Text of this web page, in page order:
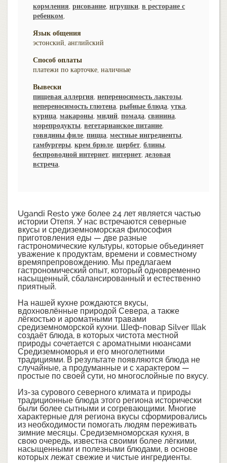
кормления, рисование, игрушки, в ресторане с
ребенком,
Язык общения
эстонский, английский
Способ оплаты
платежи по карточке, наличные
Вывески
пищевая аллергия, непереносимость лактозы,
непереносимость глютена, рыбные блюда, утка,
курица, макароны, мидий, помада, свинина,
морепродукты, вегетарианское питание,
говядины филе, пицца, местные ингредиенты,
гамбургеры, крем брюле, шербет, блины,
беспроводной интернет, интернет, деловая
встреча,
Ugandi Resto уже более 24 лет является частью
истории Отепя. У нас встречаются северные
вкусы и средиземноморская философия
приготовления еды — две разные
гастрономические культуры, которые объединяет
уважение к продуктам, времени и совместному
времяпрепровождению. Мы предлагаем
гастрономический опыт, который одновременно
насыщенный, сбалансированный и естественно
приятный.
На нашей кухне рождаются вкусы,
вдохновлённые природой Севера, а также
лёгкостью и ароматными травами
средиземноморской кухни. Шеф-повар Silver Illak
создаёт блюда, в которых чистота местной
природы сочетается с ароматными нюансами
Средиземноморья и его многолетними
традициями. В результате появляются блюда не
случайные, а продуманные и с характером —
простые по своей сути, но многослойные по вкусу.
Из-за сурового северного климата и природы
традиционные блюда этого региона исторически
были более сытными и согревающими. Многие
характерные для региона вкусы сформировались
из необходимости помогать людям переживать
зимние месяцы. Средиземноморская кухня, в
свою очередь, известна своими более лёгкими,
насыщенными и полезными блюдами, в основе
которых лежат свежие и чистые ингредиенты.